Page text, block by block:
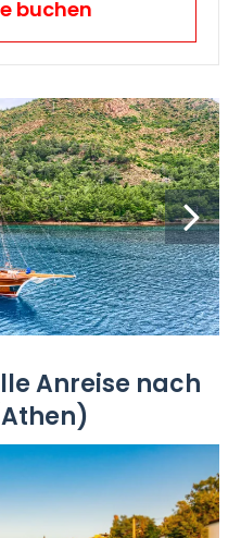
buchen
Anreise nach